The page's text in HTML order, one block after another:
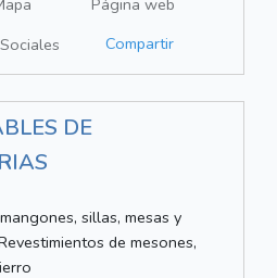
Página web
Compartir
DE
sillas, mesas y
de mesones,